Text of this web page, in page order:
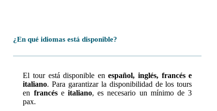
¿En qué idiomas está disponible?
El tour está disponible enespañol, inglés, francés e
italiano. Para garantizar la disponibilidad de los tours
en francéseitaliano, es necesario un mínimo de 3
pax.